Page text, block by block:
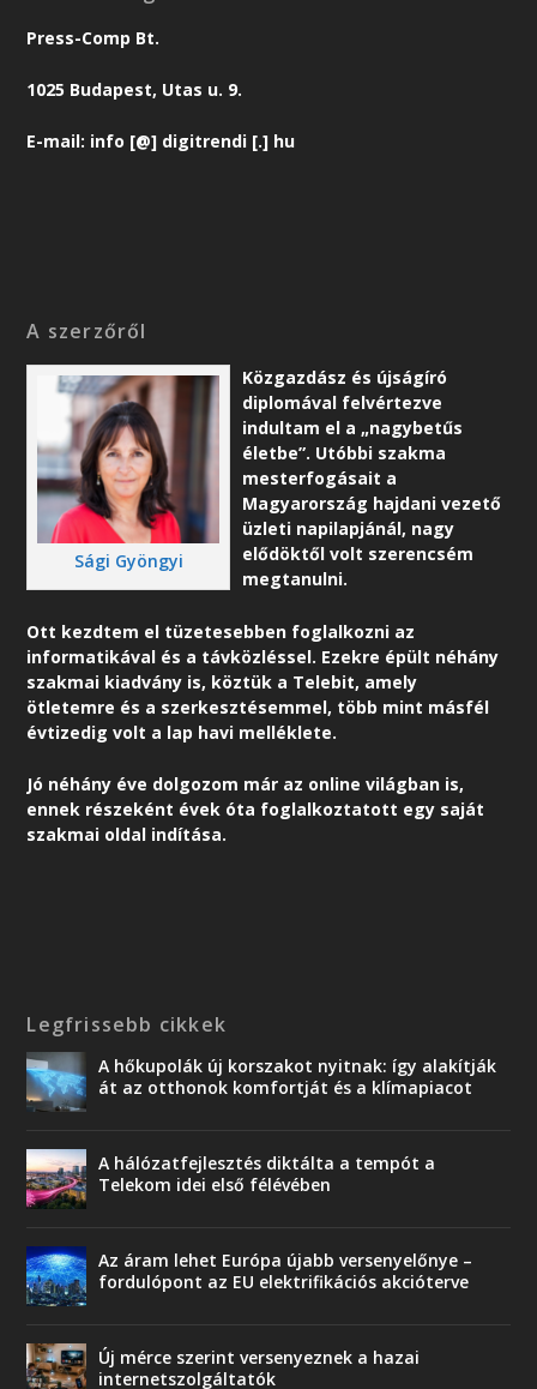
Press-Comp Bt.
1025 Budapest, Utas u. 9.
E-mail: info [@] digitrendi [.] hu
A szerzőről
Sági Gyöngyi
Közgazdász és újságíró
diplomával felvértezve
indultam el a „nagybetűs
életbe”. Utóbbi szakma
mesterfogásait a
Magyarország hajdani vezető
üzleti napilapjánál, nagy
elődöktől volt szerencsém
megtanulni.
Ott kezdtem el tüzetesebben foglalkozni az
informatikával és a távközléssel. Ezekre épült néhány
szakmai kiadvány is, köztük a Telebit, amely
ötletemre és a szerkesztésemmel, több mint másfél
évtizedig volt a lap havi melléklete.
Jó néhány éve dolgozom már az online világban is,
ennek részeként évek óta foglalkoztatott egy saját
szakmai oldal indítása.
Legfrissebb cikkek
A hőkupolák új korszakot nyitnak: így alakítják
át az otthonok komfortját és a klímapiacot
A hálózatfejlesztés diktálta a tempót a
Telekom idei első félévében
Az áram lehet Európa újabb versenyelőnye –
fordulópont az EU elektrifikációs akcióterve
Új mérce szerint versenyeznek a hazai
internetszolgáltatók